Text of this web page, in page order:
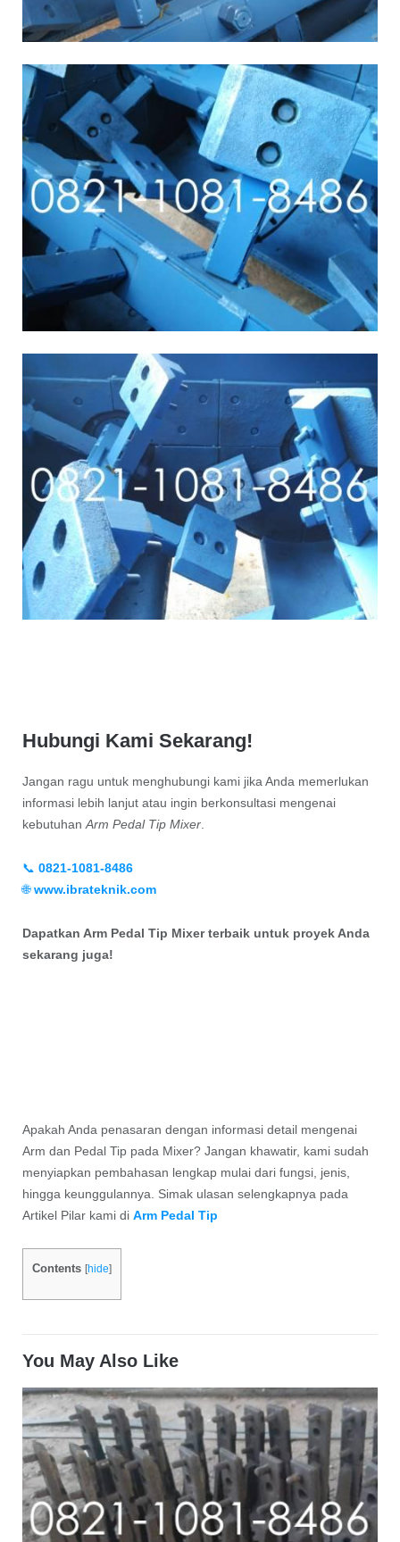
Hubungi Kami Sekarang!
Jangan ragu untuk menghubungi kami jika Anda memerlukan
informasi lebih lanjut atau ingin berkonsultasi mengenai
kebutuhan Arm Pedal Tip Mixer.
📞 0821-1081-8486
🌐www.ibrateknik.com
Dapatkan Arm Pedal Tip Mixer terbaik untuk proyek Anda
sekarang juga!
Apakah Anda penasaran dengan informasi detail mengenai
Arm dan Pedal Tip pada Mixer? Jangan khawatir, kami sudah
menyiapkan pembahasan lengkap mulai dari fungsi, jenis,
hingga keunggulannya. Simak ulasan selengkapnya pada
Artikel Pilar kami di Arm Pedal Tip
Contents [hide]
You May Also Like